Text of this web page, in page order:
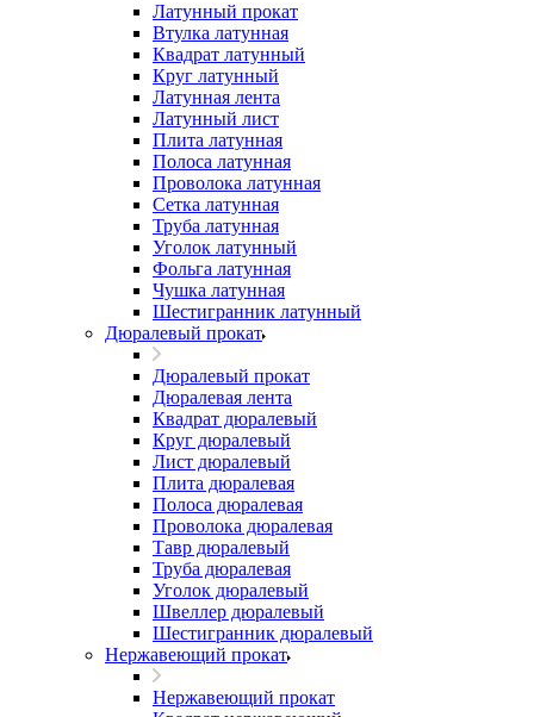
Латунный прокат
Втулка латунная
Квадрат латунный
Круг латунный
Латунная лента
Латунный лист
Плита латунная
Полоса латунная
Проволока латунная
Сетка латунная
Труба латунная
Уголок латунный
Фольга латунная
Чушка латунная
Шестигранник латунный
Дюралевый прокат
Дюралевый прокат
Дюралевая лента
Квадрат дюралевый
Круг дюралевый
Лист дюралевый
Плита дюралевая
Полоса дюралевая
Проволока дюралевая
Тавр дюралевый
Труба дюралевая
Уголок дюралевый
Швеллер дюралевый
Шестигранник дюралевый
Нержавеющий прокат
Нержавеющий прокат